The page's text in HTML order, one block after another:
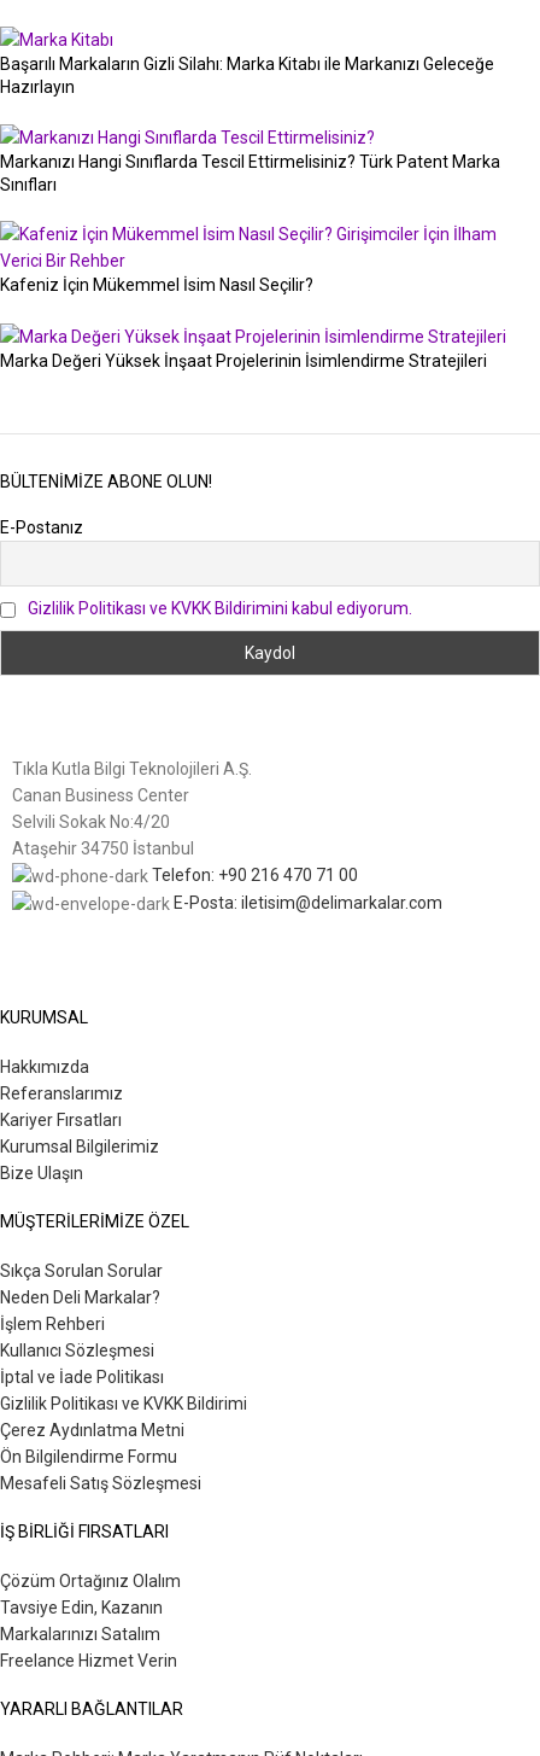
Başarılı Markaların Gizli Silahı: Marka Kitabı ile Markanızı Geleceğe
Hazırlayın
Markanızı Hangi Sınıflarda Tescil Ettirmelisiniz? Türk Patent Marka
Sınıfları
Kafeniz İçin Mükemmel İsim Nasıl Seçilir?
Marka Değeri Yüksek İnşaat Projelerinin İsimlendirme Stratejileri
BÜLTENIMIZE ABONE OLUN!
E-Postanız
Gizlilik Politikası ve KVKK Bildirimini kabul ediyorum.
Tıkla Kutla Bilgi Teknolojileri A.Ş.
Canan Business Center
Selvili Sokak No:4/20
Ataşehir 34750 İstanbul
Telefon: +90 216 470 71 00
E-Posta: iletisim@delimarkalar.com
KURUMSAL
Hakkımızda
Referanslarımız
Kariyer Fırsatları
Kurumsal Bilgilerimiz
Bize Ulaşın
MÜŞTERİLERİMİZE ÖZEL
Sıkça Sorulan Sorular
Neden Deli Markalar?
İşlem Rehberi
Kullanıcı Sözleşmesi
İptal ve İade Politikası
Gizlilik Politikası ve KVKK Bildirimi
Çerez Aydınlatma Metni
Ön Bilgilendirme Formu
Mesafeli Satış Sözleşmesi
İŞ BİRLİĞİ FIRSATLARI
Çözüm Ortağınız Olalım
Tavsiye Edin, Kazanın
Markalarınızı Satalım
Freelance Hizmet Verin
YARARLI BAĞLANTILAR